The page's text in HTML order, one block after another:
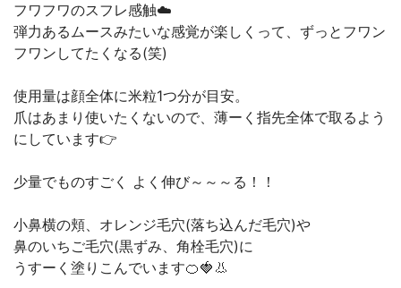
フワフワのスフレ感触☁️
弾力あるムースみたいな感覚が楽しくって、ずっとフワン
フワンしてたくなる(笑)
使用量は顔全体に米粒1つ分が目安。
爪はあまり使いたくないので、薄ーく指先全体で取るよう
にしています👉
少量でものすごく よく伸び～～～る！！
小鼻横の頬、オレンジ毛穴(落ち込んだ毛穴)や
鼻のいちご毛穴(黒ずみ、角栓毛穴)に
うすーく塗りこんでいます🍊🍓👃